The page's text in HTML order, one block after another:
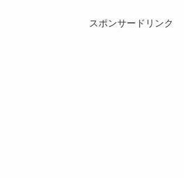
スポンサードリンク